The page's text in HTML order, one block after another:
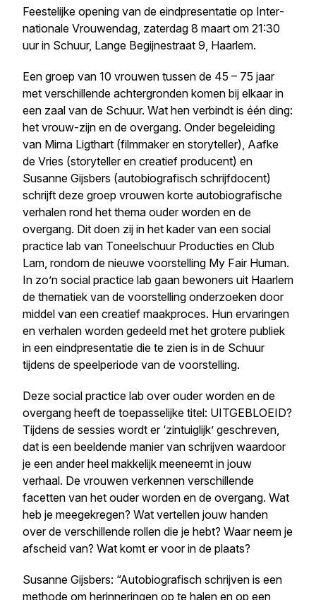
Feestelijke opening van de eind­pre­sen­tatie op Inter­
na­ti­o­nale Vrouwendag, zaterdag 8 maart om 21:30
uur in Schuur, Lange Begij­ne­straat 9, Haarlem.
Een groep van 10 vrouwen tussen de 45 – 75 jaar
met verschil­lende achter­gronden komen bij elkaar in
een zaal van de Schuur. Wat hen verbindt is één ding:
het vrouw-zijn en de overgang. Onder begeleiding
van Mirna Ligthart (filmmaker en storyteller), Aafke
de Vries (storyteller en creatief producent) en
Susanne Gijsbers (auto­bi­o­gra­fisch schrijf­do­cent)
schrijft deze groep vrouwen korte auto­bi­o­gra­fi­sche
verhalen rond het thema ouder worden en de
overgang. Dit doen zij in het kader van een social
practice lab van Toneel­schuur Producties en Club
Lam, rondom de nieuwe voor­stel­ling My Fair Human.
In zo’n social practice lab gaan bewoners uit Haarlem
de thematiek van de voor­stel­ling onderzoeken door
middel van een creatief maakproces. Hun ervaringen
en verhalen worden gedeeld met het grotere publiek
in een eind­pre­sen­tatie die te zien is in de Schuur
tijdens de speel­pe­riode van de voorstelling.
Deze social practice lab over ouder worden en de
overgang heeft de toepas­se­lijke titel: UITGEBLOEID?
Tijdens de sessies wordt er ​‘zintuiglijk’ geschreven,
dat is een beeldende manier van schrijven waardoor
je een ander heel makkelijk meeneemt in jouw
verhaal. De vrouwen verkennen verschil­lende
facetten van het ouder worden en de overgang. Wat
heb je meegekregen? Wat vertellen jouw handen
over de verschil­lende rollen die je hebt? Waar neem je
afscheid van? Wat komt er voor in de plaats?
Susanne Gijsbers: ​“Auto­bi­o­gra­fisch schrijven is een
methode om herin­ne­ringen op te halen en op een